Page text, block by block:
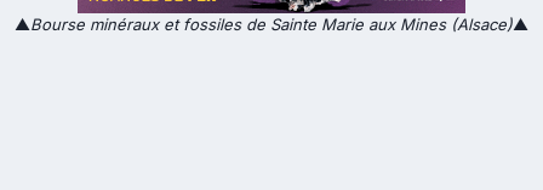
▲Bourse minéraux et fossiles de Sainte Marie aux Mines (Alsace)▲